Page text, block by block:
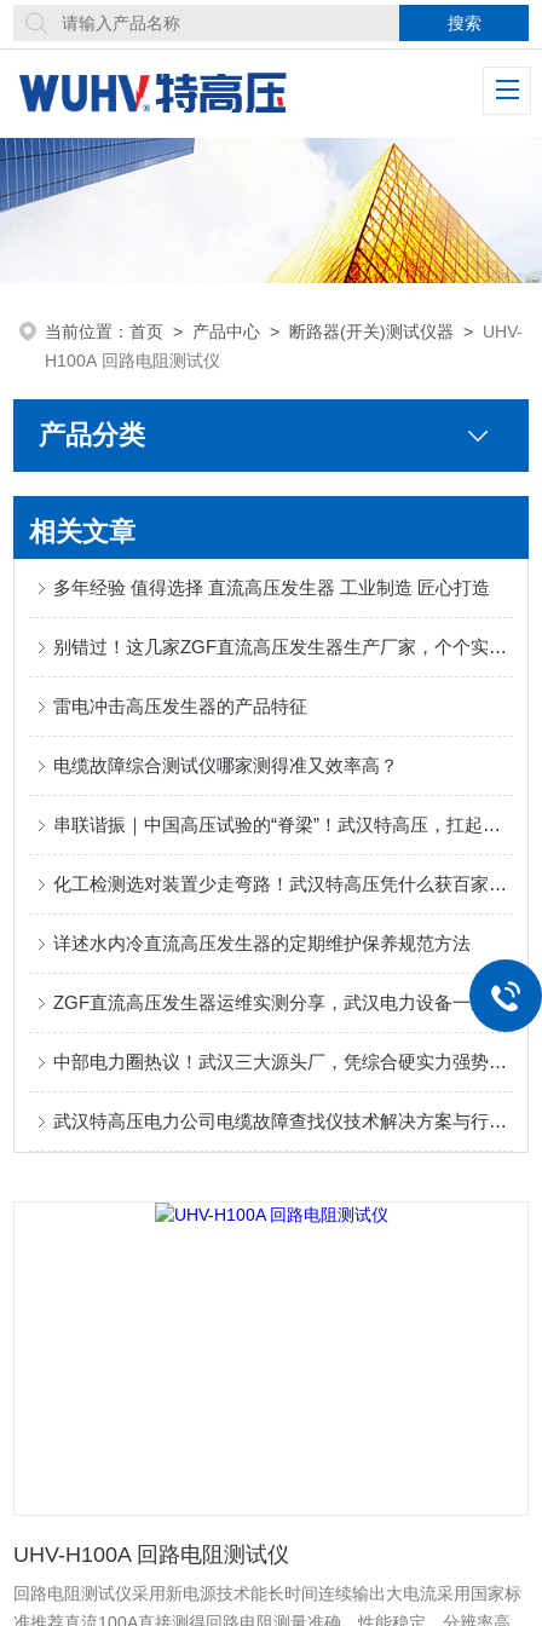
当前位置：首页 > 产品中心 > 断路器(开关)测试仪器 > UHV-
H100A 回路电阻测试仪
产品分类
相关文章
多年经验 值得选择 直流高压发生器 工业制造 匠心打造
别错过！这几家ZGF直流高压发生器生产厂家，个个实力惊人！
雷电冲击高压发生器的产品特征
电缆故障综合测试仪哪家测得准又效率高？
串联谐振｜中国高压试验的“脊梁”！武汉特高压，扛起电力设备自主可控大旗
化工检测选对装置少走弯路！武汉特高压凭什么获百家企业复购？
详述水内冷直流高压发生器的定期维护保养规范方法
ZGF直流高压发生器运维实测分享，武汉电力设备一致力荐，工业试验好用省心
中部电力圈热议！武汉三大源头厂，凭综合硬实力强势出圈！直流高压发生器
武汉特高压电力公司电缆故障查找仪技术解决方案与行业应用
UHV-H100A 回路电阻测试仪
回路电阻测试仪采用新电源技术能长时间连续输出大电流采用国家标